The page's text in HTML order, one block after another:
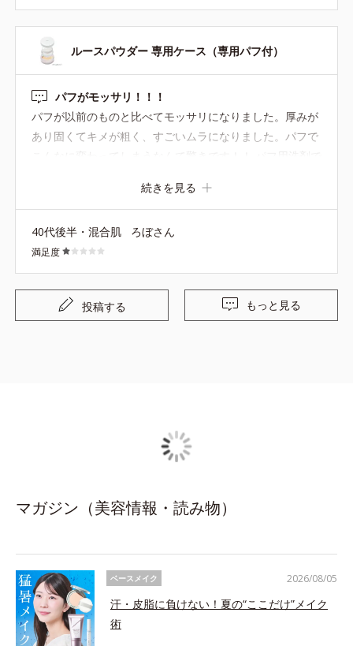
ブロー前の仕込みなどにもとても重宝するのでこれからも
愛用していきたいです。
ルースパウダー 専用ケース（専用パフ付）
パフがモッサリ！！！
パフが以前のものと比べてモッサリになりました。厚みが
あり固くてキメが粗く、すごいムラになりました。パフで
こんなに変わってしまうなんて驚きです！！ パフ用洗剤で
ましたので、若い人の化粧ノリが良い肌なら問題ないのか
もしれません。 しかし私はダメでした。色々事情があると
は思いますが、もう少し以前の素敵なパフに近づけてほし
いです。
続きを見る
40代後半・混合肌 ろぼさん
満足度
投稿する もっと見る
マガジン（美容情報・読み物）
ベースメイク
汗・皮脂に負けない！夏の“ここだけ”メイク
術
2026/08/05